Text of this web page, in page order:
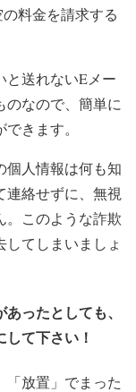
料金を請求する
と送れないEメー
のなので、簡単に
きます。
個人情報は何も知
連絡せずに、無視
。このような詐欺
てしまいましょ
ったとしても、
て下さい！
「放置」でまった